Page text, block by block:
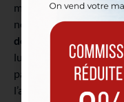
même lorsque les
nous utilisons
de luminosité
. Il
luminosité et
par saison. L’agent
l’acheteur que, même